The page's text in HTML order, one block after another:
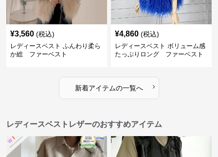
¥3,560 (税込)
レディースベスト ふんわり柔ら
か総 ファーベスト
¥4,860 (税込)
レディースベスト ボリューム感
たっぷりロング ファーベスト
新着アイテムの一覧へ ›
レディースベストレザーのおすすめアイテム